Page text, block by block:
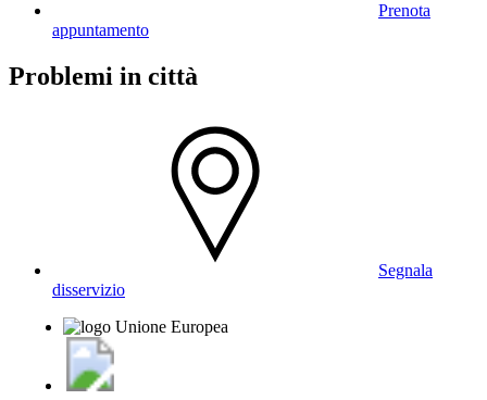
Prenota
appuntamento
Problemi in città
Segnala
disservizio